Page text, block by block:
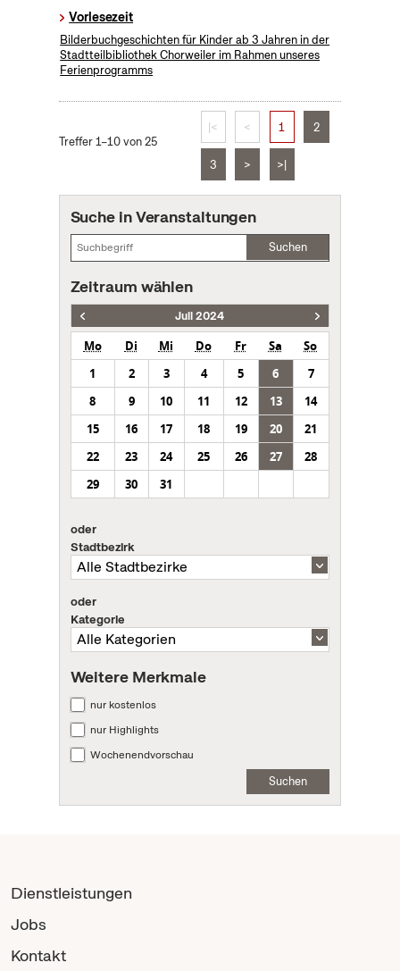
Vorlesezeit
Bilderbuchgeschichten für Kinder ab 3 Jahren in der
Stadtteilbibliothek Chorweiler im Rahmen unseres
Ferienprogramms
Treffer 1–10 von 25
|< < 1 2
3 > >|
Suche in Veranstaltungen
Suchen
Zeitraum wählen
Juli 2024
Mo Di Mi Do Fr Sa
So
1
2 3 4 5 6
7
8
9 10 11 12 13
14
15
16 17 18 19 20
21
22
23 24 25 26 27
28
29
30 31
oder
Stadtbezirk
oder
Kategorie
Weitere Merkmale
nur kostenlos
nur Highlights
Wochenendvorschau
Suchen
Dienstleistungen
Jobs
Kontakt